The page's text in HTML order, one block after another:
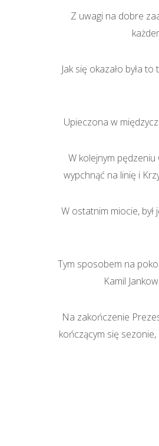
Z uwagi na dobre
Jak się okazało była
Upieczona w
W kolejnym pędzeniu
wypchnąć na linię i
W ostatnim miocie,
Tym sposobem na
Kamil
Na zakończenie
kończącym się